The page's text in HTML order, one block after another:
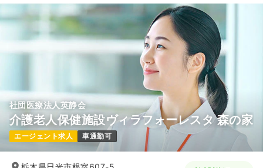
社団医療法人英静会
介護老人保健施設ヴィラフォーレスタ 森の家
エージェント求人 車通勤可